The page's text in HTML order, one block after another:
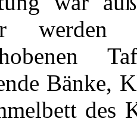
werden
Bänke,
des